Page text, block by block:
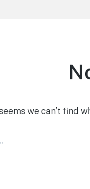
we can’t find